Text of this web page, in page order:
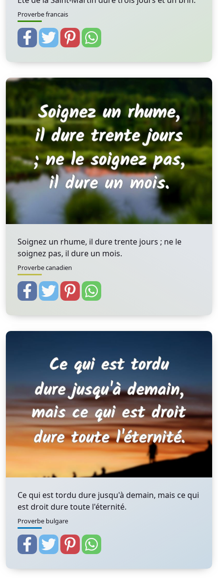
Proverbe francais
Soignez un rhume, il dure trente jours ; ne le
soignez pas, il dure un mois.
Proverbe canadien
Ce qui est tordu dure jusqu'à demain, mais ce qui
est droit dure toute l'éternité.
Proverbe bulgare